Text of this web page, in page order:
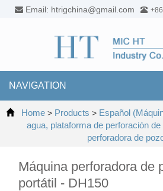
Email: htrigchina@gmail.com
NAVIGATION
Home > Products > Español
agua, plataforma de perforación
perforadora de
Máquina perforadora de
portátil - DH150